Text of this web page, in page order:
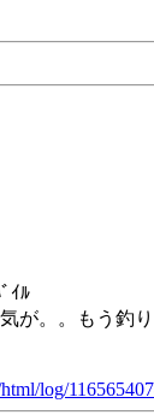
ｲﾙ
が。。もう釣
log/